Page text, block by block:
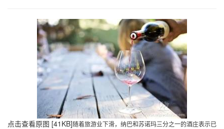
点击查看原图 [41KB]随着旅游业下滑，纳巴和苏诺玛三分之一的酒庄表示已